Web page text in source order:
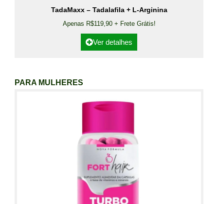
TadaMaxx – Tadalafila + L-Arginina
Apenas R$119,90 + Frete Grátis!
Ver detalhes
PARA MULHERES